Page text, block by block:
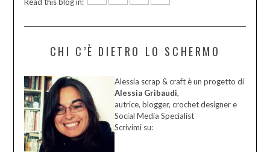
Read this blog in:
CHI C’È DIETRO LO SCHERMO
Alessia scrap & craft è un progetto di
Alessia Gribaudi,
autrice, blogger, crochet designer e
Social Media Specialist
Scrivimi su: